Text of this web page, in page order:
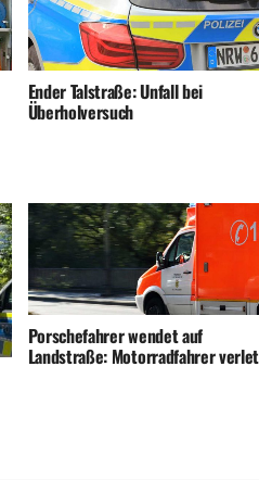
Ender Talstraße: Unfall bei
Überholversuch
Porschefahrer wendet auf
Landstraße: Motorradfahrer